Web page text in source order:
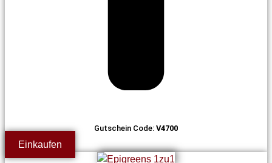
Gutschein Code: V4700
Einkaufen